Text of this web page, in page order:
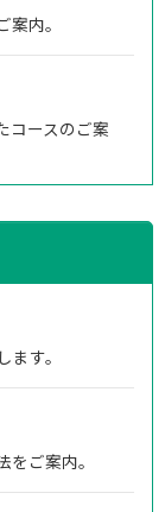
内。
コースのご案
す。
ご案内。